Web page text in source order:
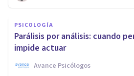
PSICOLOGÍA
Parálisis por análisis: cuando
impide actuar
Avance Psicólogos